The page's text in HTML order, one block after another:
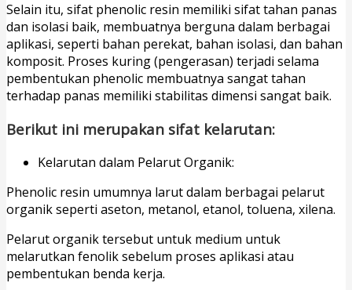
Selain itu, sifat phenolic resin memiliki sifat tahan panas
dan isolasi baik, membuatnya berguna dalam berbagai
aplikasi, seperti bahan perekat, bahan isolasi, dan bahan
komposit. Proses kuring (pengerasan) terjadi selama
pembentukan phenolic membuatnya sangat tahan
terhadap panas memiliki stabilitas dimensi sangat baik.
Berikut ini merupakan sifat kelarutan:
Kelarutan dalam Pelarut Organik:
Phenolic resin umumnya larut dalam berbagai pelarut
organik seperti aseton, metanol, etanol, toluena, xilena.
Pelarut organik tersebut untuk medium untuk
melarutkan fenolik sebelum proses aplikasi atau
pembentukan benda kerja.